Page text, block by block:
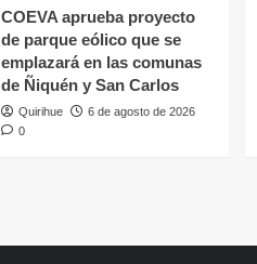
COEVA aprueba proyecto
de parque eólico que se
emplazará en las comunas
de Ñiquén y San Carlos
Quirihue
6 de agosto de 2026
0